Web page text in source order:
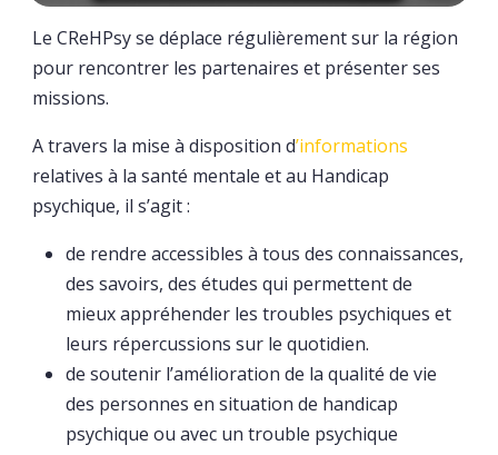
Le CReHPsy se déplace régulièrement sur la région
pour rencontrer les partenaires et présenter ses
missions.
A travers la mise à disposition d’informations
relatives à la santé mentale et au Handicap
psychique, il s’agit :
de rendre accessibles à tous des connaissances,
des savoirs, des études qui permettent de
mieux appréhender les troubles psychiques et
leurs répercussions sur le quotidien.
de soutenir l’amélioration de la qualité de vie
des personnes en situation de handicap
psychique ou avec un trouble psychique